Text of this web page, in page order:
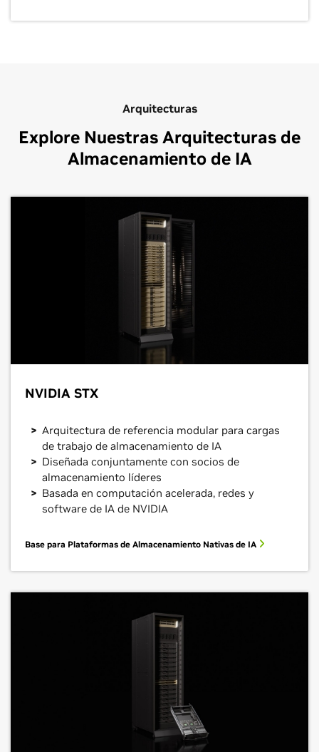
Arquitecturas
Explore Nuestras Arquitecturas de
Almacenamiento de IA
NVIDIA STX
Arquitectura de referencia modular para cargas
de trabajo de almacenamiento de IA
Diseñada conjuntamente con socios de
almacenamiento líderes
Basada en computación acelerada, redes y
software de IA de NVIDIA
Base para Plataformas de Almacenamiento Nativas de IA